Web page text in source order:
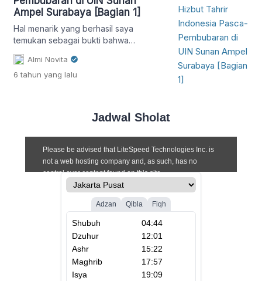
Ampel Surabaya [Bagian 1]
Hal menarik yang berhasil saya
temukan sebagai bukti bahwa
komunitas eks Hizbut Tahrir di
lingkungan kampus khususnya di UIN
Sunan Ampel Surabaya masih terus
Almi Novita
6 tahun yang lalu
Jadwal Sholat